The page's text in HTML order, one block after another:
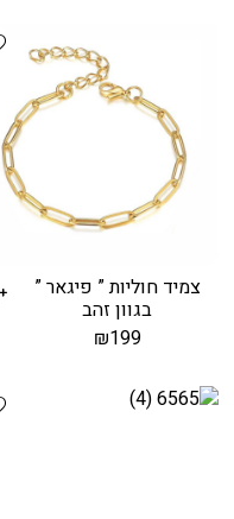
צמיד חוליות ” פיגאר ”
בגוון זהב
₪199